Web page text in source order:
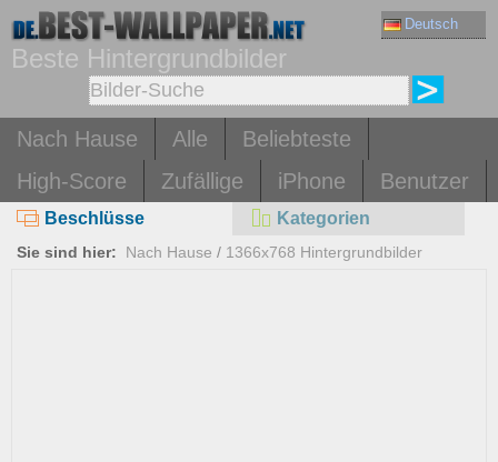
Deutsch
Beste Hintergrundbilder
Nach Hause Alle
Beliebteste
High-Score
Zufällige iPhone Benutzer
Beschlüsse Kategorien
Sie sind hier: Nach Hause / 1366x768 Hintergrundbilder